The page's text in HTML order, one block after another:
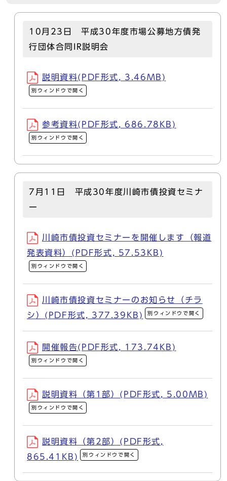
10月23日 平成30年度市場公募地方債発
行団体合同IR説明会
説明資料(PDF形式, 3.46MB)
別ウィンドウで開く
参考資料(PDF形式, 686.78KB)
別ウィンドウで開く
7月11日 平成30年度川崎市債投資セミナ
ー
川崎市債投資セミナーを開催します（報道
発表資料）(PDF形式, 57.53KB)
別ウィンドウで開く
川崎市債投資セミナーのお知らせ（チラ
シ）(PDF形式, 377.39KB)
別ウィンドウで開く
開催報告(PDF形式, 173.74KB)
別ウィンドウで開く
説明資料（第1部）(PDF形式, 5.00MB)
別ウィンドウで開く
説明資料（第2部）(PDF形式,
865.41KB)
別ウィンドウで開く